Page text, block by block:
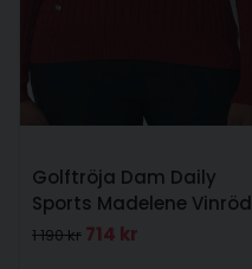
Golftröja Dam Daily
Sports Madelene Vinröd
1 190 kr 714 kr